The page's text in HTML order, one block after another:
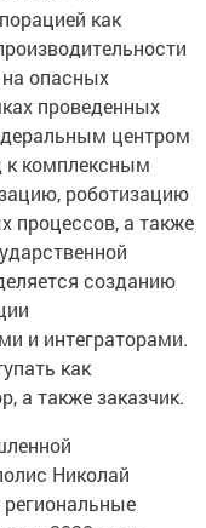
как
на опасных
проведенных
центром
к комплексным
роботизацию
процессов, а также
созданию
и интеграторами.
как
а также заказчик.
Николай